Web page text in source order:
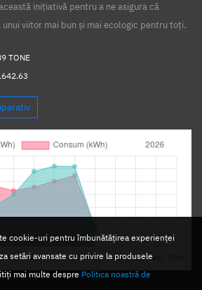
cookie-uri pentru îmbunătățirea experienței
setări avansate cu privire la produsele
mai multe despre Politica noastră de
inițiativă pentru a ne asigura că
viitor mai bun și mai ecologic pentru toți.
TONE